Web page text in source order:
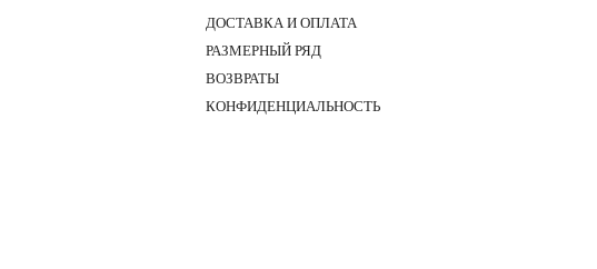
ДОСТАВКА И ОПЛАТА
РАЗМЕРНЫЙ РЯД
ВОЗВРАТЫ
КОНФИДЕНЦИАЛЬНОСТЬ